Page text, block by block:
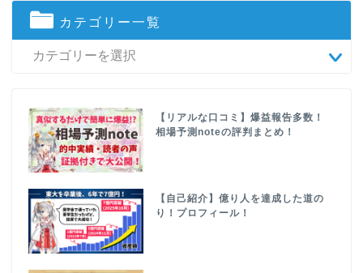
カテゴリー一覧
【リアルな口コミ】爆益報告多数！
相場予測noteの評判まとめ！
【自己紹介】億り人を達成した道の
り！プロフィール！